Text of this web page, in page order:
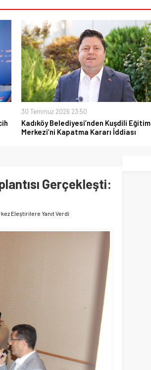
30 Temmuz 2026 23:50
Kadıköy Belediyesi’nden Kuşdili Eğitim
Merkezi’ni Kapatma Kararı İddiası
Gerçekleşti:
Eleştirilere Yanıt Verdi